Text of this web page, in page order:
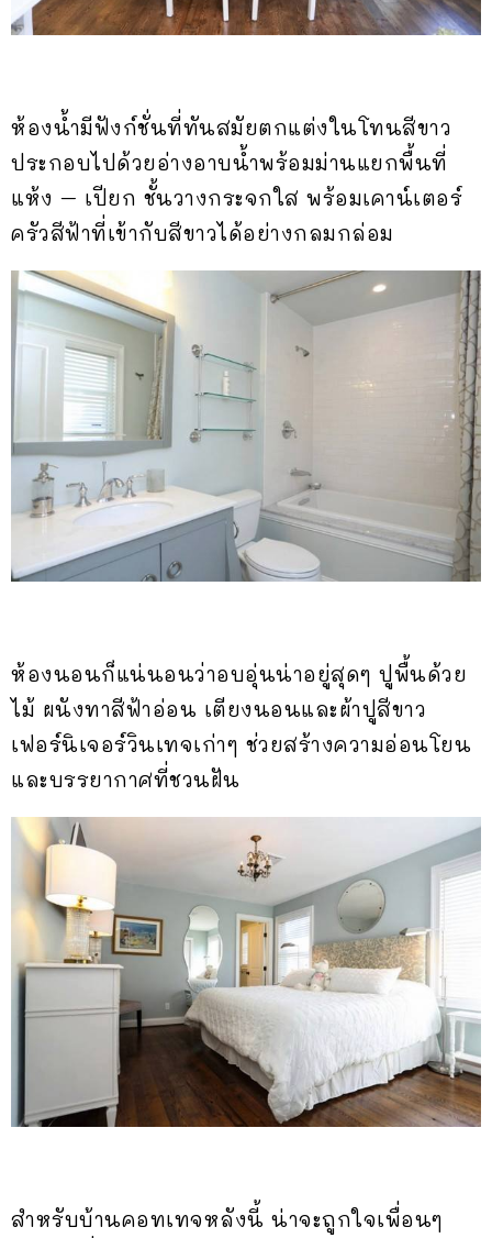
ห้องน้ำมีฟังก์ชั่นที่ทันสมัยตกแต่งในโทนสีขาว
ประกอบไปด้วยอ่างอาบน้ำพร้อมม่านแยกพื้นที่
แห้ง – เปียก ชั้นวางกระจกใส พร้อมเคาน์เตอร์
ครัวสีฟ้าที่เข้ากับสีขาวได้อย่างกลมกล่อม
ห้องนอนก็แน่นอนว่าอบอุ่นน่าอยู่สุดๆ ปูพื้นด้วย
ไม้ ผนังทาสีฟ้าอ่อน เตียงนอนและผ้าปูสีขาว
เฟอร์นิเจอร์วินเทจเก่าๆ ช่วยสร้างความอ่อนโยน
และบรรยากาศที่ชวนฝัน
สำหรับบ้านคอทเทจหลังนี้ น่าจะถูกใจเพื่อนๆ